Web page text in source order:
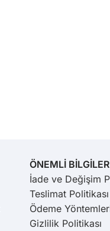
ÖNEMLİ BİLGİLER
İade ve Değişim
Teslimat Politikası
Ödeme
Gizlilik Politikası